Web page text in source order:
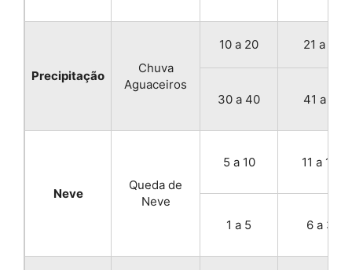
Precipitação
Chuva
Aguaceiros
10 a 20 21 a 40
30 a 40 41 a 60
Neve
Queda de
Neve
5 a 10 11 a 100
1 a 5 6 a 30